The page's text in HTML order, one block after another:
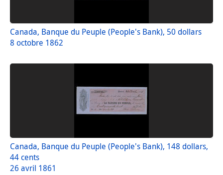
Canada, Banque du Peuple (People's Bank), 50 dollars
8 octobre 1862
Canada, Banque du Peuple (People's Bank), 148 dollars,
44 cents
26 avril 1861